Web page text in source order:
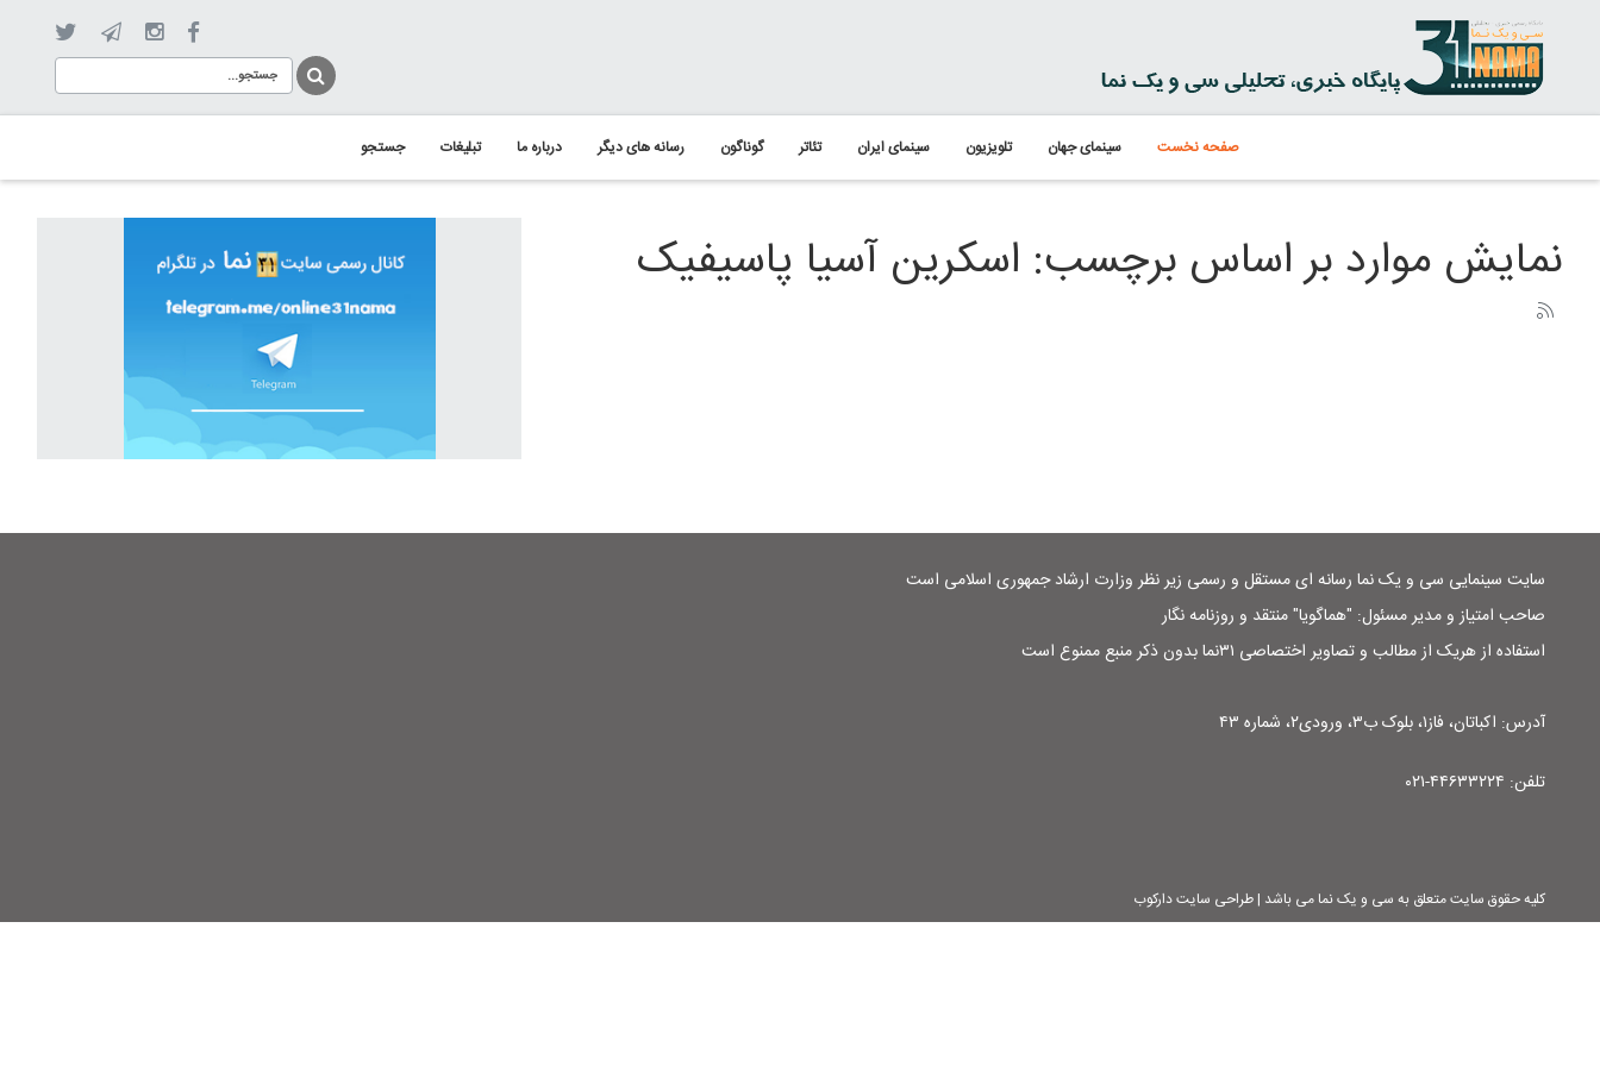
صفحه نخست سینمای جهان تلویزیون سینمای ایران تئاتر گوناگون رسانه های دیگر درباره ما تبلیغات جستجو
نمایش موارد بر اساس برچسب: اسکرین آسیا پاسیفیک
سایت سینمایی سی و یک نما رسانه ای مستقل و رسمی زیر نظر وزارت ارشاد جمهوری اسلامی است
صاحب امتیاز و مدیر مسئول: "هماگویا" منتقد و روزنامه نگار
استفاده از هریک از مطالب و تصاویر اختصاصی ۳۱نما بدون ذکر منبع ممنوع است
آدرس: اکباتان، فاز۱، بلوک ب۳، ورودی۲، شماره ۴۳
تلفن: ۴۴۶۳۳۲۲۴-۰۲۱
کلیه حقوق سایت متعلق به سی و یک نما می باشد | طراحی سایت دارکوب